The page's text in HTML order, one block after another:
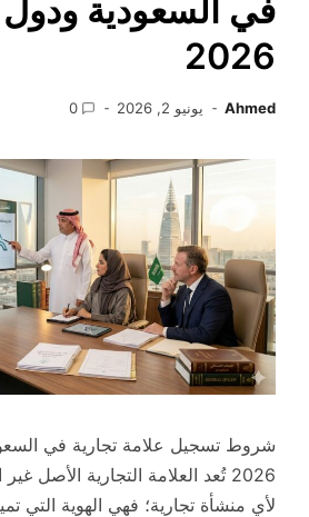
في السعودية ودول
2026
Ahmed يونيو 2, 2026 0
شروط تسجيل علامة تجارية في
2026 تُعد العلامة التجارية الأصل
لأي منشأة تجارية؛ فهي الهوية التي